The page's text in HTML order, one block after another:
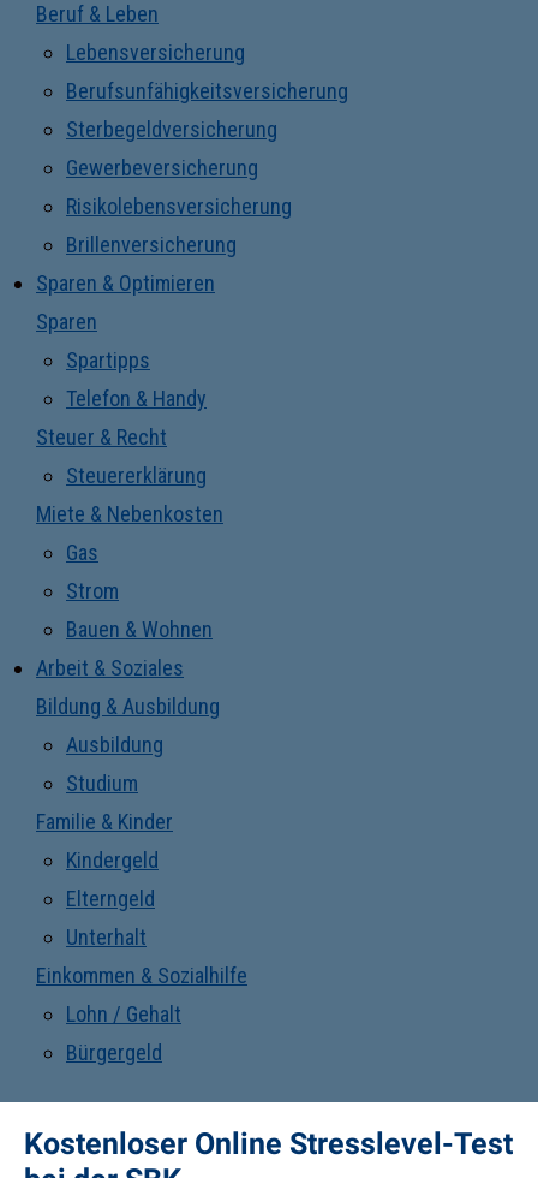
Beruf & Leben
Lebensversicherung
Berufsunfähigkeitsversicherung
Sterbegeldversicherung
Gewerbeversicherung
Risikolebensversicherung
Brillenversicherung
Sparen & Optimieren
Sparen
Spartipps
Telefon & Handy
Steuer & Recht
Steuererklärung
Miete & Nebenkosten
Gas
Strom
Bauen & Wohnen
Arbeit & Soziales
Bildung & Ausbildung
Ausbildung
Studium
Familie & Kinder
Kindergeld
Elterngeld
Unterhalt
Einkommen & Sozialhilfe
Lohn / Gehalt
Bürgergeld
Kostenloser Online Stresslevel-Test